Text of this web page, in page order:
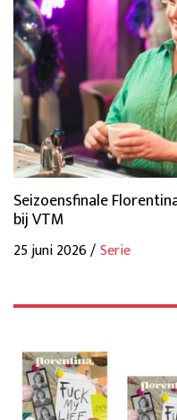
Seizoensfinale
bij VTM
25 juni 2026 /Serie